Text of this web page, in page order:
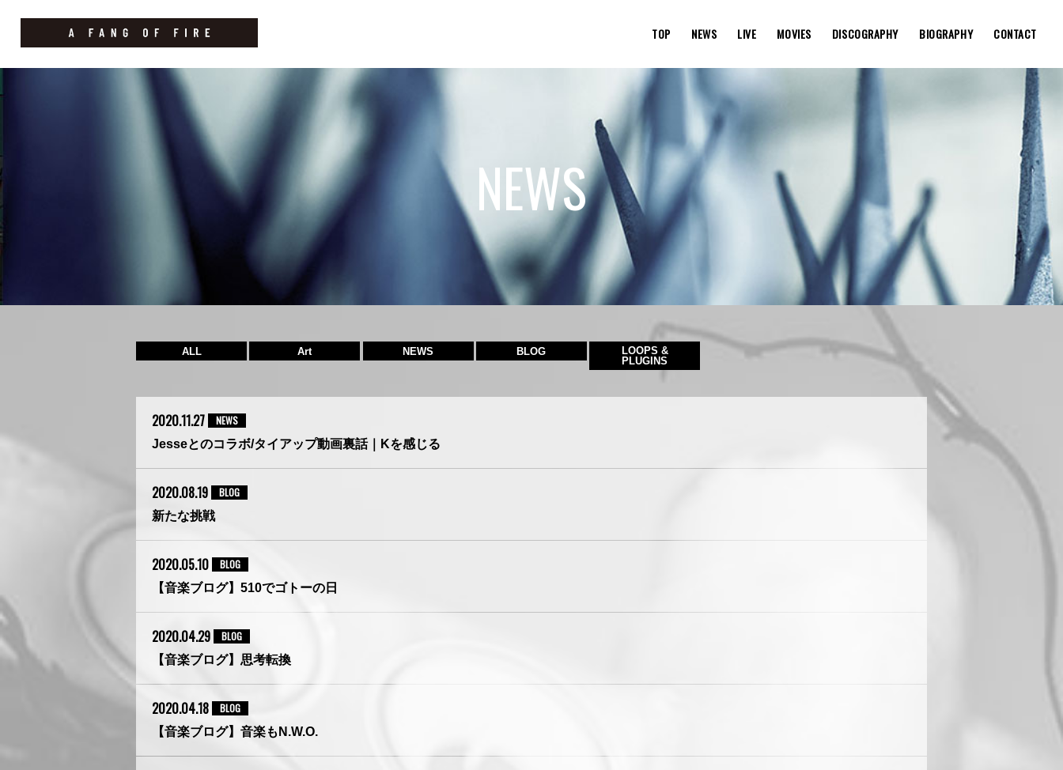
TOP NEWS LIVE MOVIES DISCOGRAPHY BIOGRAPHY CONTACT
NEWS
ALL Art NEWS BLOG
LOOPS &
PLUGINS
2020.11.27
NEWS
Jesseとのコラボ/タイアップ動画裏話｜Kを感じる
2020.08.19
BLOG
新たな挑戦
2020.05.10
BLOG
【音楽ブログ】510でゴトーの日
2020.04.29
BLOG
【音楽ブログ】思考転換
2020.04.18
BLOG
【音楽ブログ】音楽もN.W.O.